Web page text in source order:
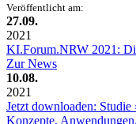
Veröffentlicht am:
27.09.
2021
KI.Forum.NRW 2021:
Zur News
10.08.
2021
Jetzt downloaden:
Konzepte,